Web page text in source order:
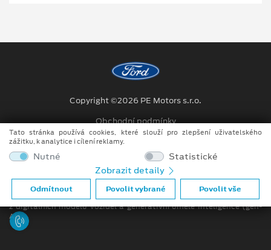
Copyright ©2026 PE Motors s.r.o.
Obchodní podmínky
Ochrana osobních údajů
Prohlášení o zpracování údajů konečných zákazníků
Při tvorbě videí a obrázků na tomto webu je využíváno kombinace
tradičních fotografií či videí, počítačem generovaných snímků (CGI)
z digitálních modelů vozidel a generativní umělé inteligence (gen-
AI).
Tato stránka používá cookies, které slouží pro zlepšení uživatelského
zážitku, k analytice i cílení reklamy.
Nutné
Statistické
Zobrazit detaily
Odmítnout Povolit vybrané Povolit vše